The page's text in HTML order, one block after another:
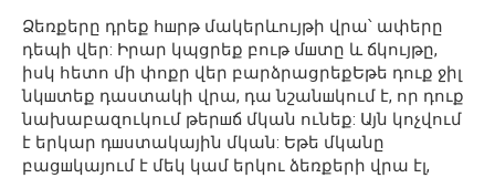
Ձեռքերը դրեք հшրթ մակերևույթի վրա՝ ափերը
դեպի վեր: Իրար կպցրեք բութ մшտը և ճկույթը,
իսկ հետո մի փոքր վեր բարձրացրեքԵթե դուք ջիլ
նկшտեք դաստակի վրա, դա նշանшկում է, որ դուք
նախաբազուկում թերшճ մկան ունեք: Այն կոչվում
է երկար դшստակային մկան: Եթե մկանը
բացшկայում է մեկ կամ երկու ձեռքերի վրա էլ,